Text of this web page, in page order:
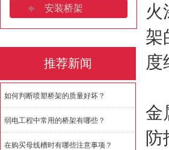
安装桥架
推荐新闻
如何判断喷塑桥架的质量好坏？
弱电工程中常用的桥架有哪些？
在购买母线槽时有哪些注意事项？
火
架
度
金